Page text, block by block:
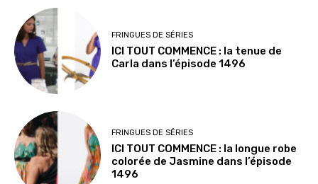
FRINGUES DE SÉRIES
ICI TOUT COMMENCE : la tenue de
Carla dans l’épisode 1496
FRINGUES DE SÉRIES
ICI TOUT COMMENCE : la longue robe
colorée de Jasmine dans l’épisode
1496